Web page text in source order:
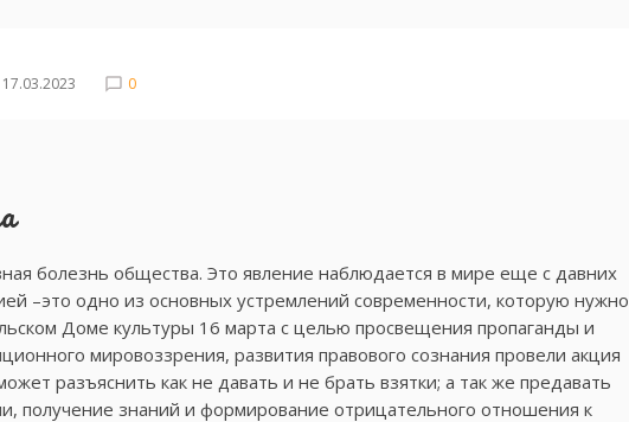
17.03.2023 0
болезнь общества. Это явление наблюдается в мире еще с давних
–это одно из основных устремлений современности, которую нужно
Доме культуры 16 марта с целью просвещения пропаганды и
мировоззрения, развития правового сознания провели акция
разъяснить как не давать и не брать взятки; а так же предавать
получение знаний и формирование отрицательного отношения к